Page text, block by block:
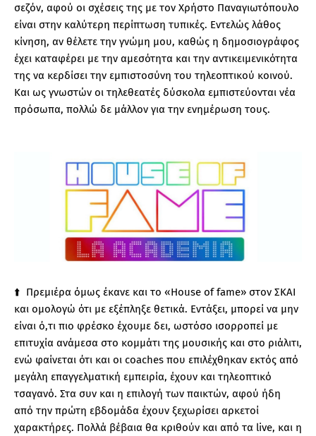
σεζόν, αφού οι σχέσεις της με τον Χρήστο Παναγιωτόπουλο
είναι στην καλύτερη περίπτωση τυπικές. Εντελώς λάθος
κίνηση, αν θέλετε την γνώμη μου, καθώς η δημοσιογράφος
έχει καταφέρει με την αμεσότητα και την αντικειμενικότητα
της να κερδίσει την εμπιστοσύνη του τηλεοπτικού κοινού.
Και ως γνωστών οι τηλεθεατές δύσκολα εμπιστεύονται νέα
πρόσωπα, πολλώ δε μάλλον για την ενημέρωση τους.
⬆️ Πρεμιέρα όμως έκανε και το «House of fame» στον ΣΚΑΙ
και ομολογώ ότι με εξέπληξε θετικά. Εντάξει, μπορεί να μην
είναι ό,τι πιο φρέσκο έχουμε δει, ωστόσο ισορροπεί με
επιτυχία ανάμεσα στο κομμάτι της μουσικής και στο ριάλιτι,
ενώ φαίνεται ότι και οι coaches που επιλέχθηκαν εκτός από
μεγάλη επαγγελματική εμπειρία, έχουν και τηλεοπτικό
τσαγανό. Στα συν και η επιλογή των παικτών, αφού ήδη
από την πρώτη εβδομάδα έχουν ξεχωρίσει αρκετοί
χαρακτήρες. Πολλά βέβαια θα κριθούν και από τα live, και η